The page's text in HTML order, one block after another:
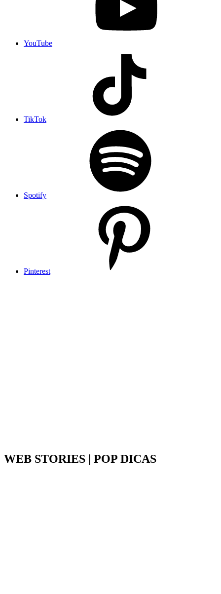
YouTube
TikTok
Spotify
Pinterest
WEB STORIES | POP DICAS